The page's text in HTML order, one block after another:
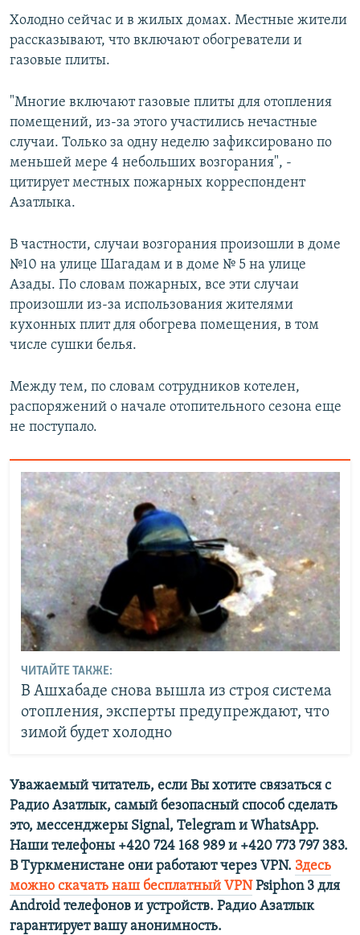
Холодно сейчас и в жилых домах. Местные жители
рассказывают, что включают обогреватели и
газовые плиты.
"Многие включают газовые плиты для отопления
помещений, из-за этого участились нечастные
случаи. Только за одну неделю зафиксировано по
меньшей мере 4 небольших возгорания", -
цитирует местных пожарных корреспондент
Азатлыка.
В частности, случаи возгорания произошли в доме
№10 на улице Шагадам и в доме № 5 на улице
Азады. По словам пожарных, все эти случаи
произошли из-за использования жителями
кухонных плит для обогрева помещения, в том
числе сушки белья.
Между тем, по словам сотрудников котелен,
распоряжений о начале отопительного сезона еще
не поступало.
ЧИТАЙТЕ ТАКЖЕ:
В Ашхабаде снова вышла из строя система
отопления, эксперты предупреждают, что
зимой будет холодно
Уважаемый читатель, если Вы хотите связаться с
Радио Азатлык, самый безопасный способ сделать
это, мессенджеры Signal, Telegram и WhatsApp.
Наши телефоны +420 724 168 989 и +420 773 797 383.
В Туркменистане они работают через VPN. Здесь
можно скачать наш бесплатный VPN Psiphon 3 для
Android телефонов и устройств. Радио Азатлык
гарантирует вашу анонимность.